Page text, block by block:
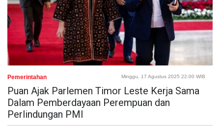
Pemerintahan Minggu, 17 Agustus 2025 22:00 WIB
Puan Ajak Parlemen Timor Leste Kerja Sama
Dalam Pemberdayaan Perempuan dan
Perlindungan PMI